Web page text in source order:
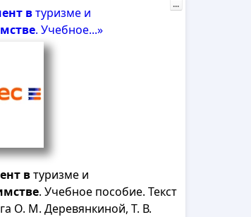
втуризме и
. Учебное...»
втуризме и
. Учебное пособие. Текст
О. М. Деревянкиной, Т. В.
...